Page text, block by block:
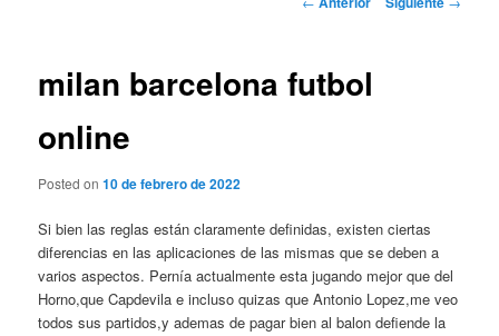
milan barcelona futbol
online
Posted on10 de febrero de 2022
Si bien las reglas están claramente definidas, existen ciertas
diferencias en las aplicaciones de las mismas que se deben a
varios aspectos. Pernía actualmente esta jugando mejor que del
Horno,que Capdevila e incluso quizas que Antonio Lopez,me veo
todos sus partidos,y ademas de pagar bien al balon defiende la